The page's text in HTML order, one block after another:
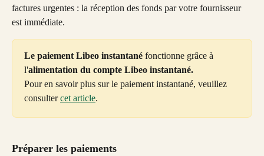
factures urgentes : la réception des fonds par votre fournisseur
est immédiate.
Le paiement Libeo instantané fonctionne grâce à
l'alimentation du compte Libeo instantané.
Pour en savoir plus sur le paiement instantané, veuillez
consulter cet article.
Préparer les paiements